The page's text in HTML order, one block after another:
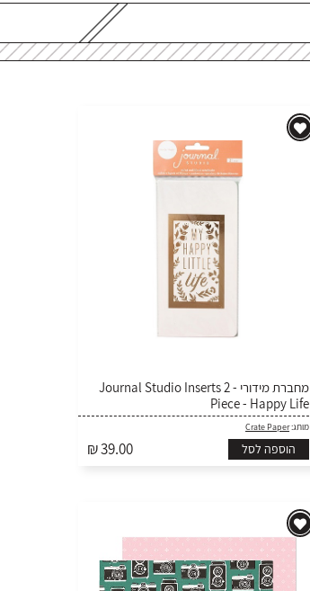
מחברת מידורי - Journal Studio Inserts 2
Piece - Happy Life
מותג:Crate Paper
₪ 39.00 הוספה לסל